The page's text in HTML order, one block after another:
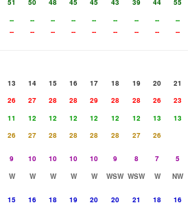
51 50 48 45 45 43 39 44
55
-- -- -- -- -- -- -- --
--
-- -- -- -- -- -- -- -- --
13 14 15 16 17 18 19 20
21
26 27 28 28 29 28 28 26
23
11 12 12 12 12 12 12 13
13
26 27 28 28 28 28 27
26
9 10 10 10 10 9 8 7
5
W W W W W WSW WSW W
NW
15 16 18 19 20 20 21 18
16